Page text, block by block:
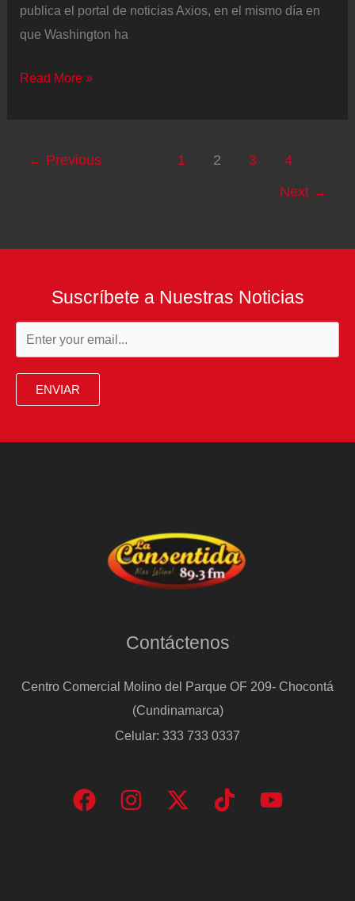
publica el portal de noticias Axios, en el mismo día en
que Washington ha
Trump
Read More »
← Previous 1 2 3 4
Next →
Suscríbete a Nuestras Noticias
ENVIAR
Contáctenos
Centro Comercial Molino del Parque OF 209- Chocontá
(Cundinamarca)
Celular: 333 733 0337